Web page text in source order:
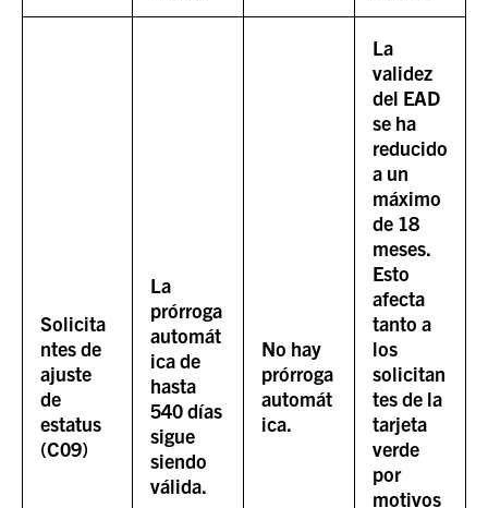
Solicita
ntes de
ajuste
de
estatus
(C09)
La
prórroga
automát
ica de
hasta
540 días
sigue
siendo
válida.
No hay
prórroga
automát
ica.
La
validez
del EAD
se ha
reducido
a un
máximo
de 18
meses.
Esto
afecta
tanto a
los
solicitan
tes de la
tarjeta
verde
por
motivos